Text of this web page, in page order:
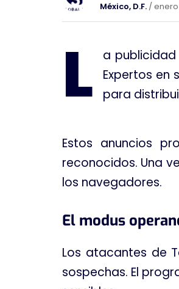
México, D.F. / enero
L a
Expertos en
para
Estos anuncios
reconocidos. Una
los navegadores.
El modus
Los atacantes de
sospechas. El